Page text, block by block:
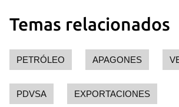
Temas relacionados
PETRÓLEO APAGONES
PDVSA EXPORTACIONES